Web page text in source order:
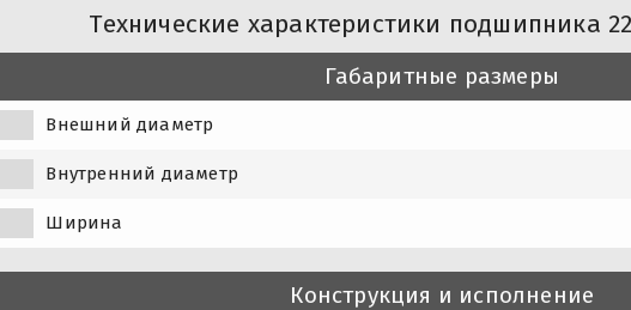
Технические характеристики подшипника
Габаритные размеры
Внешний диаметр
Внутренний диаметр
Ширина
Конструкция и исполнение